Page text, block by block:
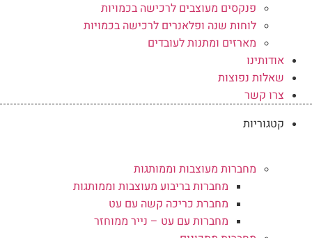
פנקסים מעוצבים לרכישה בכמויות
לוחות שנה ופלאנרים לרכישה בכמויות
מארזים ומתנות לעובדים
אודותינו
שאלות נפוצות
צרו קשר
קטגוריות
מחברות מעוצבות וממותגות
מחברות בריבוע מעוצבות וממותגות
מחברת כריכה קשה עם עט
מחברות עם עט – נייר ממוחזר